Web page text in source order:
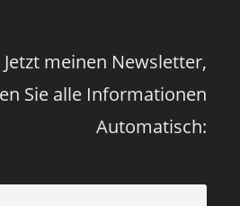
meinen Newsletter,
Sie alle Informationen
Automatisch: